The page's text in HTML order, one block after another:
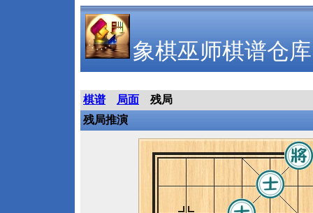
象棋巫师棋谱仓库
棋谱 局面
残局
残局推演